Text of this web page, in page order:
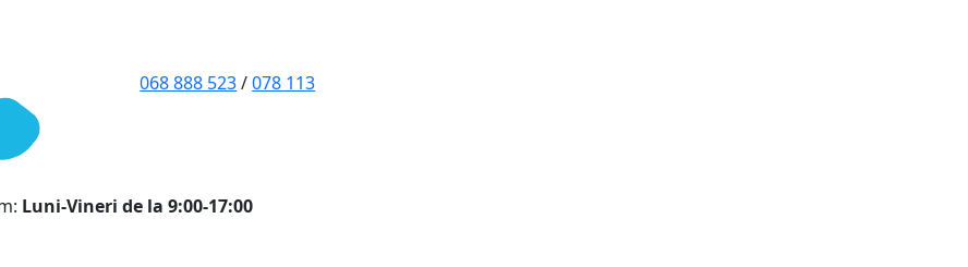
068 888 523/078 113
Luni-Vineri de la 9:00-17:00